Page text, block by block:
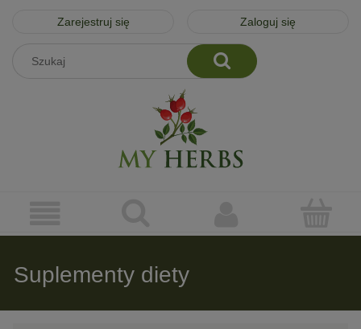
Zarejestruj się Zaloguj się
Suplementy diety